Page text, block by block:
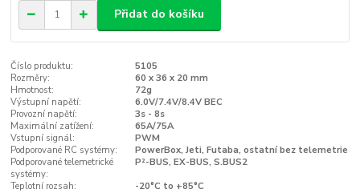
Přidat do košíku
Číslo produktu:
5105
Rozměry:
60 x 36 x 20 mm
Hmotnost:
72g
Výstupní napětí:
6.0V/7.4V/8.4V BEC
Provozní napětí:
3s - 8s
Maximální zatížení:
65A/75A
Vstupní signál:
PWM
Podporované RC systémy:
PowerBox, Jeti, Futaba, ostatní bez telemetrie
Podporované telemetrické
systémy:
P²-BUS, EX-BUS, S.BUS2
Teplotní rozsah:
-20°C to +85°C